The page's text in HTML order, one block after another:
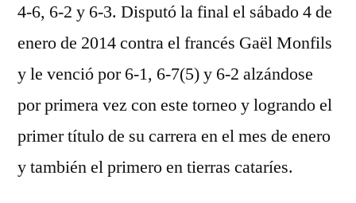
4-6, 6-2 y 6-3. Disputó la final el sábado 4 de
enero de 2014 contra el francés Gaël Monfils
y le venció por 6-1, 6-7(5) y 6-2 alzándose
por primera vez con este torneo y logrando el
primer título de su carrera en el mes de enero
y también el primero en tierras cataríes.